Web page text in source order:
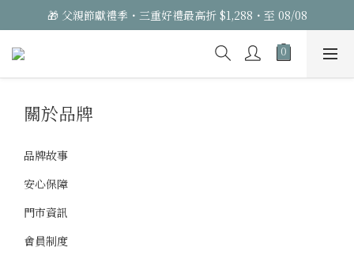
🎁 父親節獻禮季・三重好禮最高折 $1,288・至 08/08
關於品牌
品牌故事
安心保障
門市資訊
會員制度